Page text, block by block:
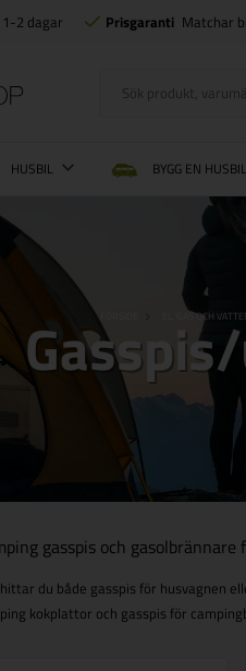
1-2 dagar Prisgaranti Matchar
HUSBIL BYGG EN HUSBIL
EL, GAS OCH
gasspis och gasolbrännare
du både gasspis för husvagnen
kokplattor och gasspis för